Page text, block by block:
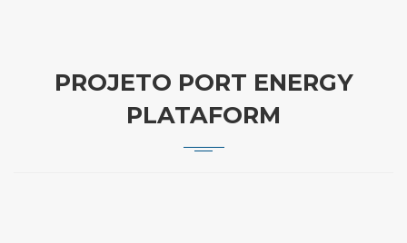
PROJETO PORT ENERGY
PLATAFORM